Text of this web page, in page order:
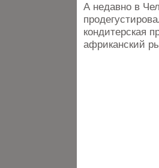
А недавно в
кондитерская
африканский